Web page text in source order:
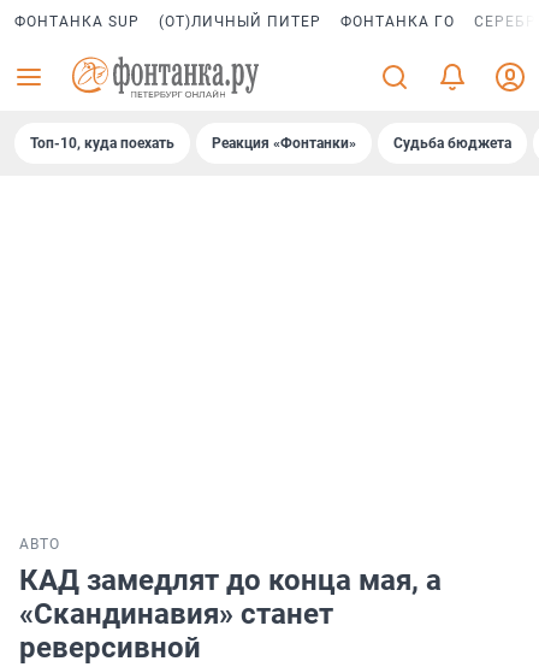
ФОНТАНКА SUP (ОТ)ЛИЧНЫЙ ПИТЕР ФОНТАНКА ГО
Топ-10, куда поехать Реакция «Фонтанки» Судьба бюджета
АВТО
КАД замедлят до конца мая, а
«Скандинавия» станет
реверсивной